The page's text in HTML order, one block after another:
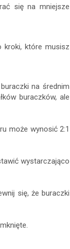
się na mniejsze
kroki, które musisz
na średnim
buraczków, ale
może wynosić 2:1
wystarczająco
się, że buraczki